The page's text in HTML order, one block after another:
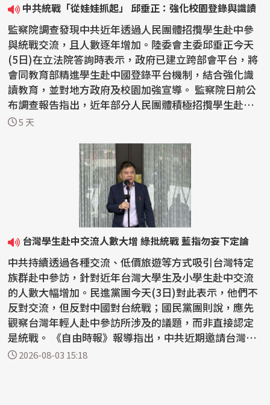
中共統戰「從娃娃抓起」 邱垂正：強化校園登錄與識讀
監察院調查發現中共近年透過人民團體招攬學生赴中參
與統戰交流，且人數逐年增加。陸委會主委邱垂正今天
(5日)在立法院答詢時表示，政府已建立跨部會平台，將
會同教育部精進學生赴中國登錄平台機制，結合強化識
讀教育，並對地方政府及校園加強宣導。 監察院日前公
布調查報告指出，近年部分人民團體積極招攬學生赴中
國參...
5 天
台灣學生赴中交流人數大增 綠批統戰 藍指勿妄下定論
中共持續透過各種交流、低價旅遊等方式吸引台灣特定
族群赴中參訪，針對近年台灣大學生及小學生赴中交流
的人數大幅增加。民進黨團今天(3日)對此表示，他們不
反對交流，但反對中國對台統戰；國民黨團則說，應先
觀察台灣年輕人赴中參訪所涉及的議題，而非直接認定
是統戰。 《自由時報》報導指出，中共近期邀請台灣大
學生...
2026-08-03 15:18